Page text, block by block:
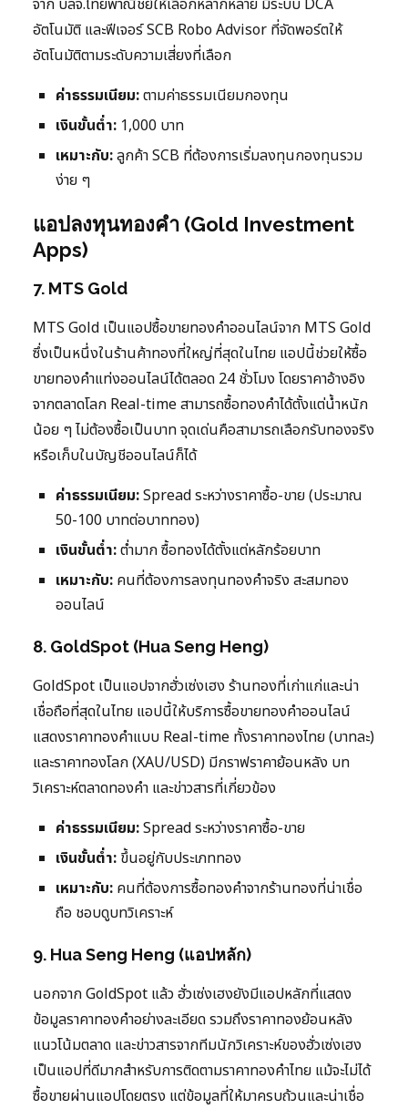
จาก บลจ.ไทยพาณิชย์ให้เลือกหลากหลาย มีระบบ DCA
อัตโนมัติ และฟีเจอร์ SCB Robo Advisor ที่จัดพอร์ตให้
อัตโนมัติตามระดับความเสี่ยงที่เลือก
ค่าธรรมเนียม:ตามค่าธรรมเนียมกองทุน
เงินขั้นต่ำ: 1,000 บาท
เหมาะกับ:ลูกค้า SCB ที่ต้องการเริ่มลงทุนกองทุนรวม
ง่าย ๆ
แอปลงทุนทองคำ (Gold Investment
Apps)
7. MTS Gold
MTS Gold เป็นแอปซื้อขายทองคำออนไลน์จาก MTS Gold
ซึ่งเป็นหนึ่งในร้านค้าทองที่ใหญ่ที่สุดในไทย แอปนี้ช่วยให้ซื้อ
ขายทองคำแท่งออนไลน์ได้ตลอด 24 ชั่วโมง โดยราคาอ้างอิง
จากตลาดโลก Real-time สามารถซื้อทองคำได้ตั้งแต่น้ำหนัก
น้อย ๆ ไม่ต้องซื้อเป็นบาท จุดเด่นคือสามารถเลือกรับทองจริง
หรือเก็บในบัญชีออนไลน์ก็ได้
ค่าธรรมเนียม:Spread ระหว่างราคาซื้อ-ขาย (ประมาณ
50-100 บาทต่อบาททอง)
เงินขั้นต่ำ:ต่ำมาก ซื้อทองได้ตั้งแต่หลักร้อยบาท
เหมาะกับ: คนที่ต้องการลงทุนทองคำจริง สะสมทอง
ออนไลน์
8. GoldSpot (Hua Seng Heng)
GoldSpot เป็นแอปจากฮั่วเซ่งเฮง ร้านทองที่เก่าแก่และน่า
เชื่อถือที่สุดในไทย แอปนี้ให้บริการซื้อขายทองคำออนไลน์
แสดงราคาทองคำแบบ Real-time ทั้งราคาทองไทย (บาทละ)
และราคาทองโลก (XAU/USD) มีกราฟราคาย้อนหลัง บท
วิเคราะห์ตลาดทองคำ และข่าวสารที่เกี่ยวข้อง
ค่าธรรมเนียม:Spread ระหว่างราคาซื้อ-ขาย
เงินขั้นต่ำ: ขึ้นอยู่กับประเภททอง
เหมาะกับ: คนที่ต้องการซื้อทองคำจากร้านทองที่น่าเชื่อ
ถือ ชอบดูบทวิเคราะห์
9. Hua Seng Heng (แอปหลัก)
นอกจาก GoldSpot แล้ว ฮั่วเซ่งเฮงยังมีแอปหลักที่แสดง
ข้อมูลราคาทองคำอย่างละเอียด รวมถึงราคาทองย้อนหลัง
แนวโน้มตลาด และข่าวสารจากทีมนักวิเคราะห์ของฮั่วเซ่งเฮง
เป็นแอปที่ดีมากสำหรับการติดตามราคาทองคำไทย แม้จะไม่ได้
ซื้อขายผ่านแอปโดยตรง แต่ข้อมูลที่ให้มาครบถ้วนและน่าเชื่อ